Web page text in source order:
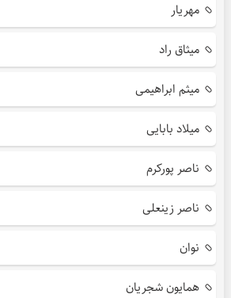
مهریار
میثاق راد
میثم ابراهیمی
میلاد بابایی
ناصر پورکرم
ناصر زینعلی
نوان
همایون شجریان